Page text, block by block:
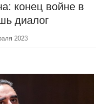
конец войне в
диалог
2023